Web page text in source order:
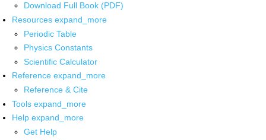
Download Full Book (PDF)
Resources expand_more
Periodic Table
Physics Constants
Scientific Calculator
Reference expand_more
Reference & Cite
Tools expand_more
Help expand_more
Get Help